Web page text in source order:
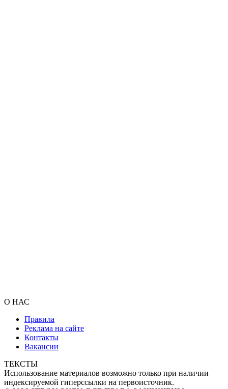
О НАС
Правила
Реклама на сайте
Контакты
Вакансии
ТЕКСТЫ
Использование материалов возможно только при наличии
индексируемой гиперссылки на первоисточник.